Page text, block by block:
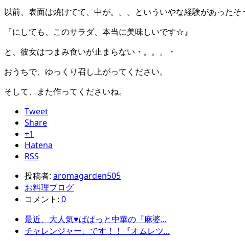
以前、表面は焼けてて、中が。。。といういやな経験があったそ
『にしても、このサラダ、本当に美味しいです☆』
と、彼女はつまみ食いが止まらない・。。。・
おうちで、ゆっくり召し上がってください。
そして、また作ってくださいね。
Tweet
Share
+1
Hatena
RSS
投稿者: aromagarden505
お料理ブログ
コメント: 0
最近、大人気♥ぱぱっと中華の『麻婆...
チャレンジャー、です！！『オムレツ...